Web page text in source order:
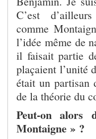
C’est
comme
l’idée même de
il faisait partie
plaçaient l’unité
était un partisan
de la théorie du
Peut-on alors
Montaigne » ?